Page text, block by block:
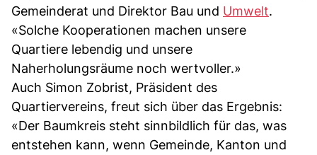
Gemeinderat und Direktor Bau und Umwelt.
«Solche Kooperationen machen unsere
Quartiere lebendig und unsere
Naherholungsräume noch wertvoller.»
Auch Simon Zobrist, Präsident des
Quartiervereins, freut sich über das Ergebnis:
«Der Baumkreis steht sinnbildlich für das, was
entstehen kann, wenn Gemeinde, Kanton und